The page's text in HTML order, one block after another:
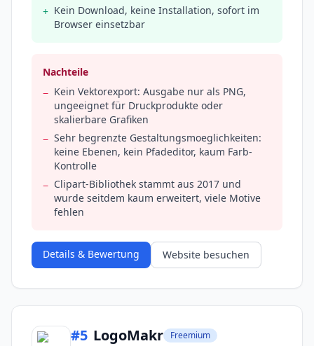
+ Kein Download, keine Installation, sofort im
Browser einsetzbar
Nachteile
− Kein Vektorexport: Ausgabe nur als PNG,
ungeeignet für Druckprodukte oder
skalierbare Grafiken
− Sehr begrenzte Gestaltungsmoeglichkeiten:
keine Ebenen, kein Pfadeditor, kaum Farb-
Kontrolle
− Clipart-Bibliothek stammt aus 2017 und
wurde seitdem kaum erweitert, viele Motive
fehlen
Details & Bewertung Website besuchen
#5 LogoMakr Freemium